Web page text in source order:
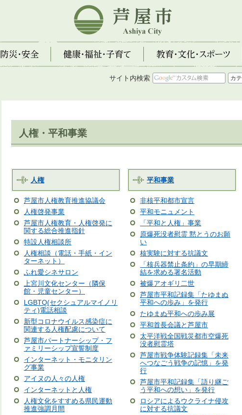
芦屋市
安全 健康・福祉・子育て 教育・文化・スポーツ
サイト内検索
人権・平和事業
人権
芦屋市人権教育推進協議会
人権啓発事業
芦屋市人権教育・人権啓発に
関する総合推進指針
特設人権相談所
人権相談（電話・手紙・イン
ターネット）
ふれ愛シネサロン
上宮川文化センター（隣保
館・児童センター）
LGBTQ(セクシュアルマイノリ
ティ)電話相談
新型コロナウイルス感染症に
関連する人権配慮について
芦屋市パートナーシップ・フ
ァミリーシップ宣誓制度
インターネット・モニタリン
グ事業
アイヌの人々の人権
インターネットと人権
人権文化をすすめる県民運動
推進強調月間
平和事業
非核平和都市宣言
平和モニュメント
「平和と人権」事業
原爆死没者慰霊 黙とうのお願
い
核実験に対する抗議文
「核兵器禁止条約」の早期締
結を求める署名活動
被爆アオギリ二世
芦屋市平和記録集「たゆまぬ
平和への歩み」を発行
たゆまぬ平和への歩み展
平和首長会議と芦屋市
太平洋戦全国戦災都市空爆死
没者慰霊塔
芦屋市戦争体験記録集「未来
へつなごう戦争の記憶」を発
行
芦屋市平和記録集「語り継ご
う平和への想い」を発行
ロシアによるウクライナ侵攻
に対する抗議文